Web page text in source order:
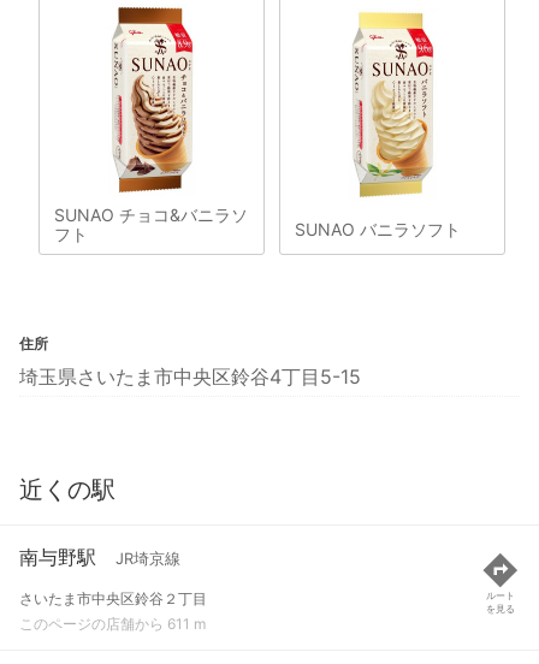
SUNAO チョコ&バニラソ
フト
SUNAO バニラソフト
住所
埼玉県さいたま市中央区鈴谷4丁目5-15
近くの駅
南与野駅 JR埼京線
さいたま市中央区鈴谷２丁目
このページの店舗から 611 m
ルート
を見る